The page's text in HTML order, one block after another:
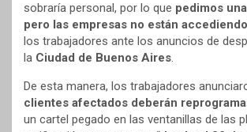
sobraría personal, por lo que pedimos
pero las empresas no están accediendo
los trabajadores ante los anuncios de
la Ciudad de Buenos Aires.
De esta manera, los trabajadores
clientes afectados deberán
un cartel pegado en las ventanillas de las